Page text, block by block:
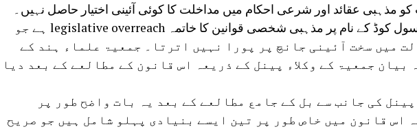
عقائد اور شرعی احکام میں مداخلت کا کوئی آئینی اختیار حاصل نہیں۔
مزید برآں یکساں سول کوڈ کے نام پر مذہبی شخصی قوانین کا خاتمہ legislative overreach ہے جو
میں سخت آئینی جانچ پر پورا نہیں اترتا۔ جمعیۃ علماء ہند کے
بیان جمعیۃ کے وکلاء پینل کے ذریعہ اس قانون کے مطالعے کے بعد دیا
پینل کی جانب سے بل کے جامع مطالعے کے بعد یہ بات واضح طور پر
اس قانون میں خاص طور پر تین ایسے بنیادی پہلو شامل ہیں جو صریح